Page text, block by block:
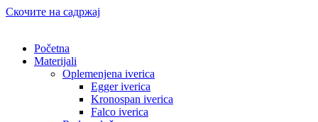
Скочите на садржај
Početna
Materijali
Oplemenjena iverica
Egger iverica
Kronospan iverica
Falco iverica